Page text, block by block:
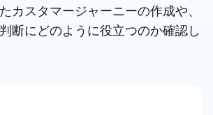
カスタマージャーニーの作成や、
断にどのように役立つのか確認し